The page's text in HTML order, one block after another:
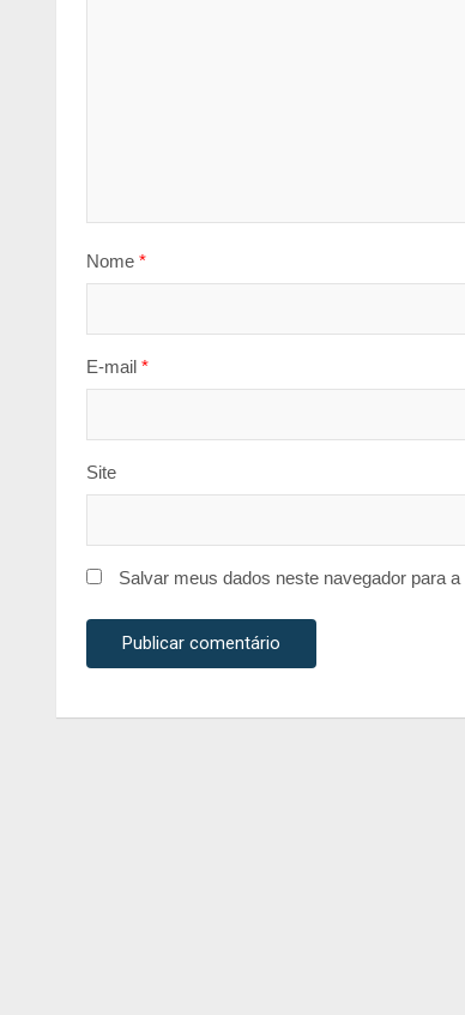
Nome *
E-mail *
Site
Salvar meus dados neste navegador para